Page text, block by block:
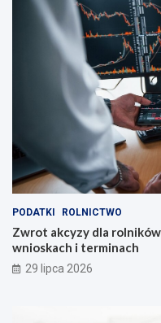
PODATKI ROLNICTWO
Zwrot akcyzy dla
wnioskach i terminach
29 lipca 2026